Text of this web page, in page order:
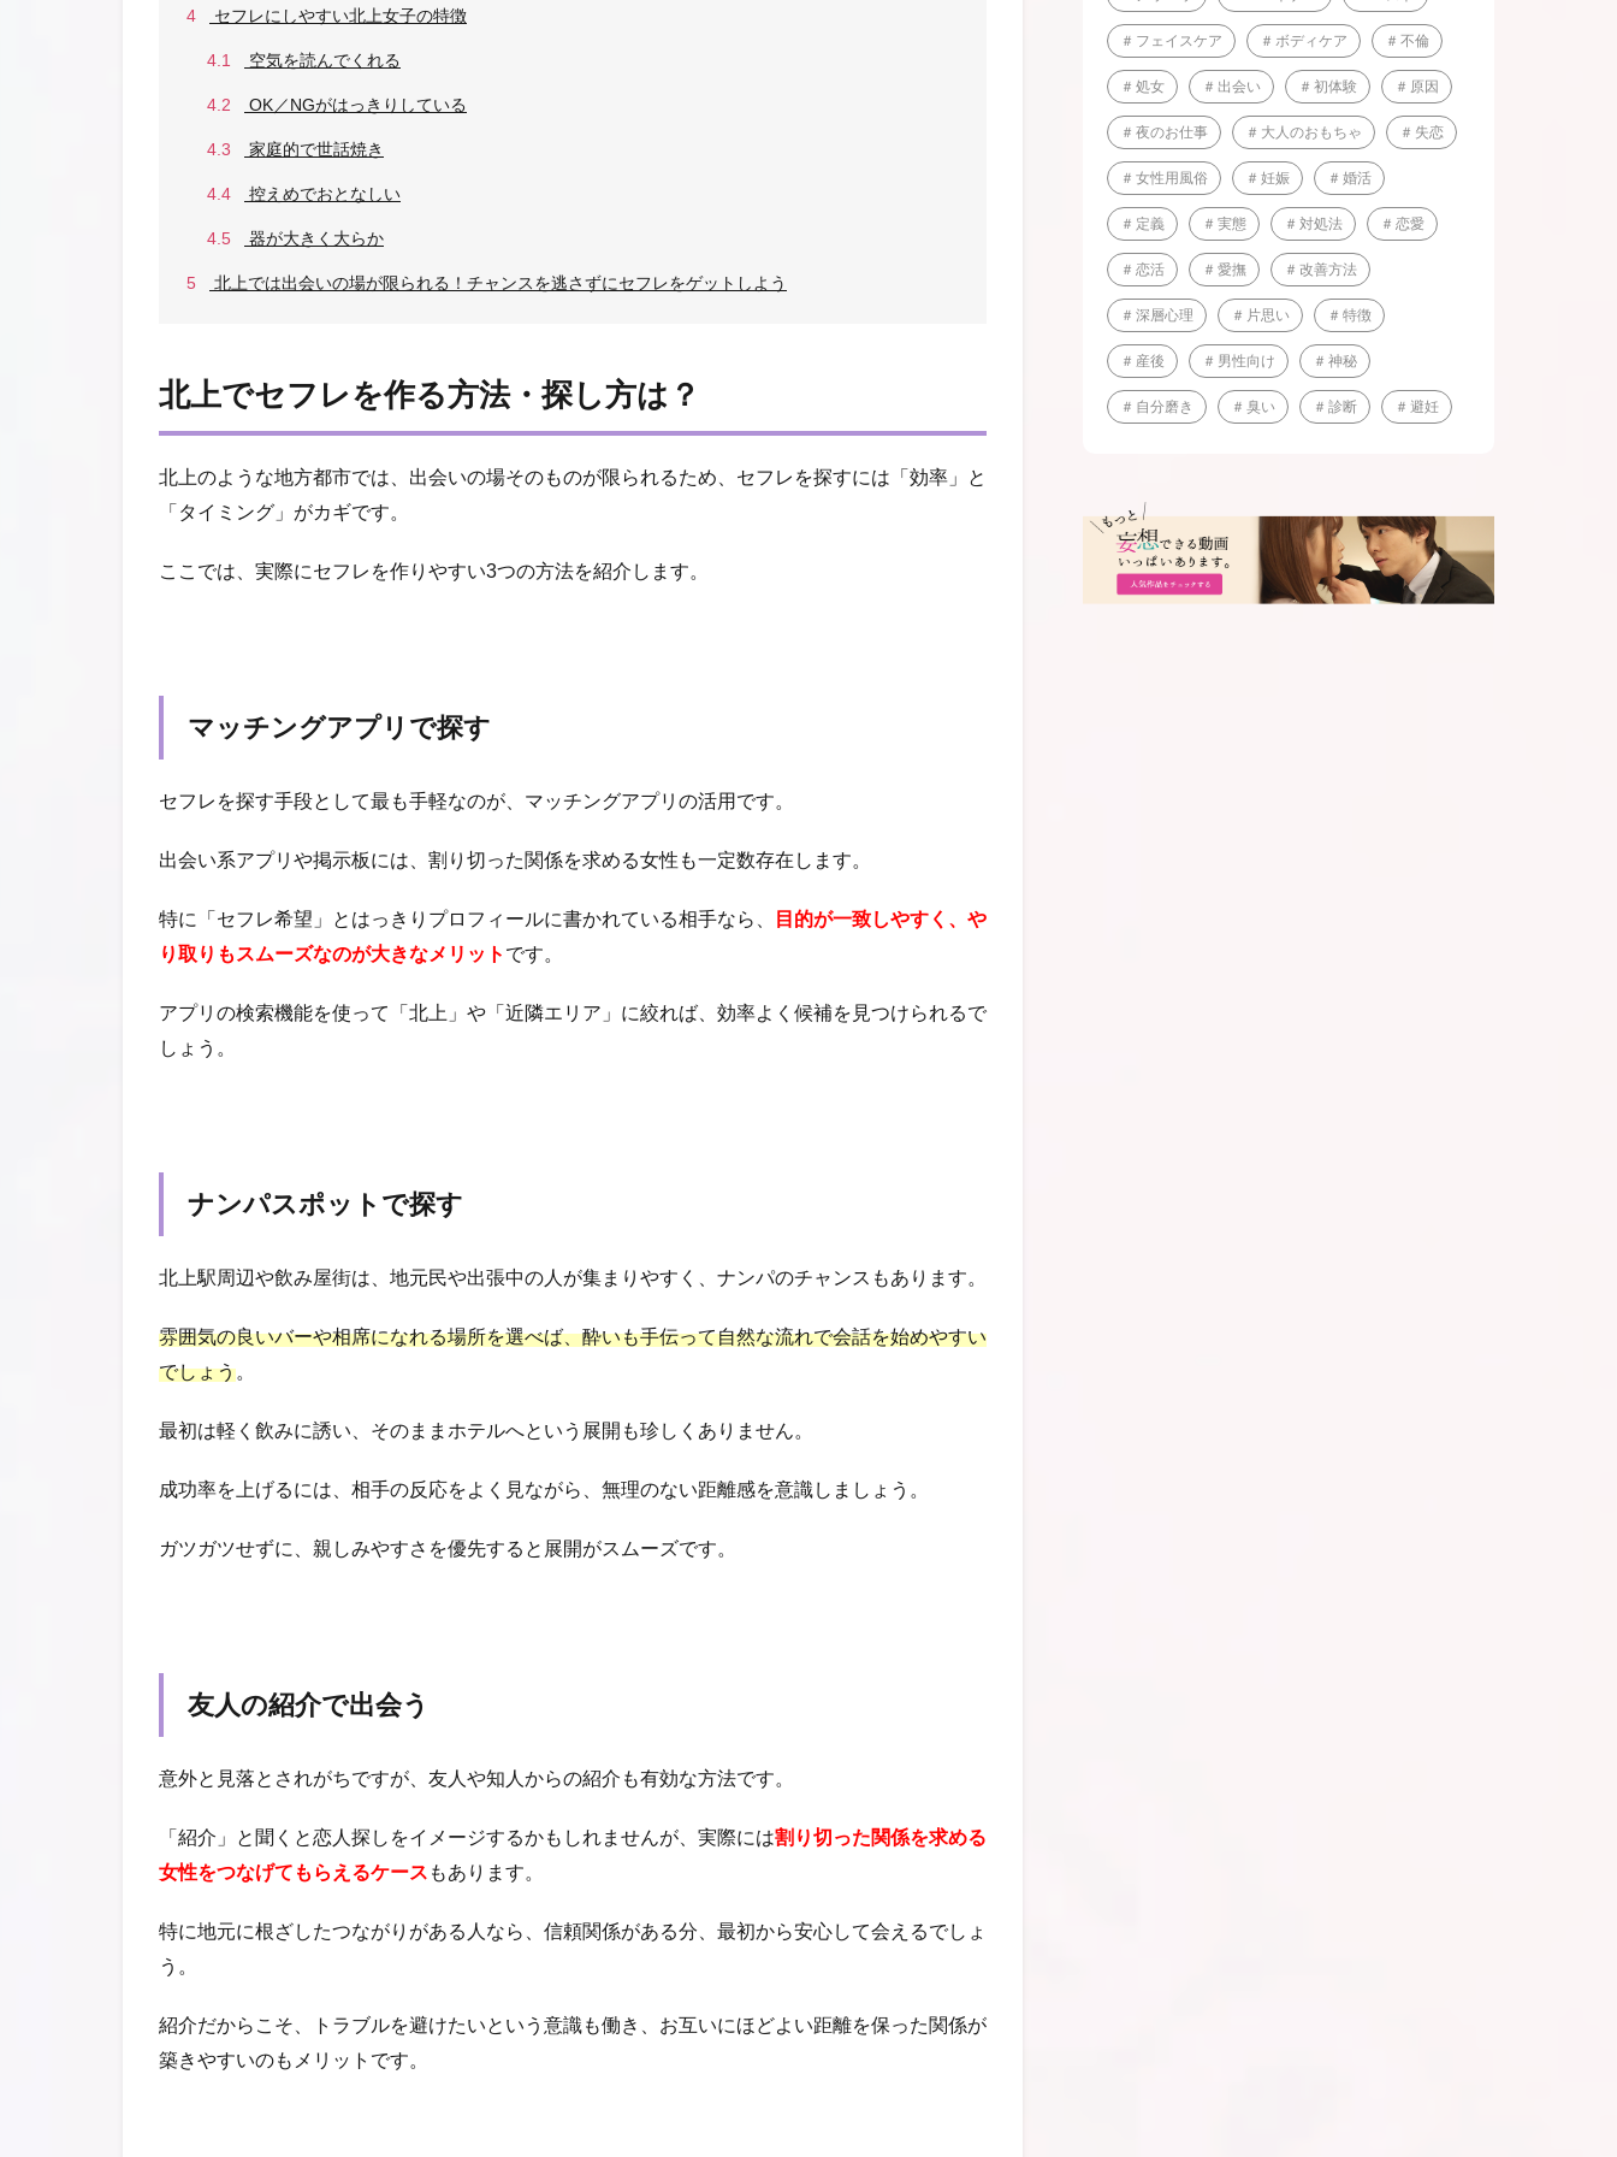
4 セフレにしやすい北上女子の特徴
4.1 空気を読んでくれる
4.2 OK／NGがはっきりしている
4.3 家庭的で世話焼き
4.4 控えめでおとなしい
4.5 器が大きく大らか
5 北上では出会いの場が限られる！チャンスを逃さずにセフレをゲットしよう
北上でセフレを作る方法・探し方は？
北上のような地方都市では、出会いの場そのものが限られるため、セフレを探すには「効率」と
「タイミング」がカギです。
ここでは、実際にセフレを作りやすい3つの方法を紹介します。
マッチングアプリで探す
セフレを探す手段として最も手軽なのが、マッチングアプリの活用です。
出会い系アプリや掲示板には、割り切った関係を求める女性も一定数存在します。
特に「セフレ希望」とはっきりプロフィールに書かれている相手なら、
目的が一致しやすく、や
り取りもスムーズなのが大きなメリット です。
アプリの検索機能を使って「北上」や「近隣エリア」に絞れば、効率よく候補を見つけられるで
しょう。
ナンパスポットで探す
北上駅周辺や飲み屋街は、地元民や出張中の人が集まりやすく、ナンパのチャンスもあります。
雰囲気の良いバーや相席になれる場所を選べば、酔いも手伝って自然な流れで会話を始めやすい
でしょう。
最初は軽く飲みに誘い、そのままホテルへという展開も珍しくありません。
成功率を上げるには、相手の反応をよく見ながら、無理のない距離感を意識しましょう。
ガツガツせずに、親しみやすさを優先すると展開がスムーズです。
友人の紹介で出会う
意外と見落とされがちですが、友人や知人からの紹介も有効な方法です。
「紹介」と聞くと恋人探しをイメージするかもしれませんが、実際には割り切った関係を求める
女性をつなげてもらえるケース もあります。
特に地元に根ざしたつながりがある人なら、信頼関係がある分、最初から安心して会えるでしょ
う。
紹介だからこそ、トラブルを避けたいという意識も働き、お互いにほどよい距離を保った関係が
築きやすいのもメリットです。
フェイスケア ボディケア 不倫
処女 出会い 初体験 原因
夜のお仕事 大人のおもちゃ 失恋
女性用風俗 妊娠 婚活
定義 実態 対処法 恋愛
恋活 愛撫 改善方法
深層心理 片思い 特徴
産後 男性向け 神秘
自分磨き 臭い 診断 避妊